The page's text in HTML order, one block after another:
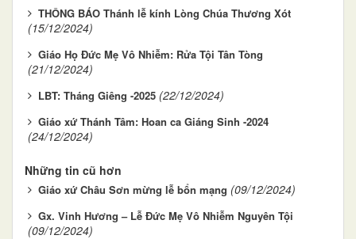
THÔNG BÁO Thánh lễ kính Lòng Chúa Thương Xót
(15/12/2024)
Giáo Họ Đức Mẹ Vô Nhiễm: Rửa Tội Tân Tòng
(21/12/2024)
LBT: Tháng Giêng -2025 (22/12/2024)
Giáo xứ Thánh Tâm: Hoan ca Giáng Sinh -2024
(24/12/2024)
Những tin cũ hơn
Giáo xứ Châu Sơn mừng lễ bổn mạng (09/12/2024)
Gx. Vinh Hương – Lễ Đức Mẹ Vô Nhiễm Nguyên Tội
(09/12/2024)